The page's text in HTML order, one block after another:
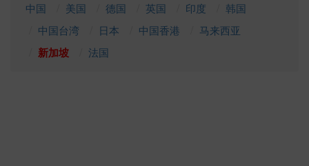
中国 美国 德国 英国 印度
韩国
中国台湾
日本 中国香港 马来西亚
新加坡 法国